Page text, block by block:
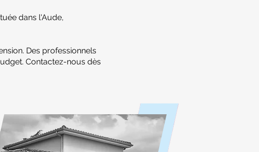
dans l'Aude,
Des professionnels
Contactez-nous dès